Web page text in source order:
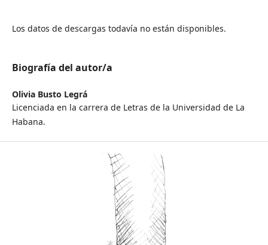
Los datos de descargas todavía no están disponibles.
Biografía del autor/a
Olivia Busto Legrá
Licenciada en la carrera de Letras de la Universidad de La
Habana.